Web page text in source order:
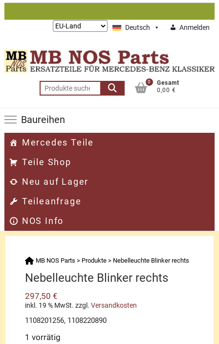
Zum
Deutsch Anmelden
Lieferung
Suchen
nach:
0
Gesamt
0,00 €
Baureihen
Mercedes Teile
Teile Shop
Neu auf Lager
Teileanfrage
NOS Info
MB NOS Parts > Produkte > Nebelleuchte Blinker rechts
Nebelleuchte Blinker rechts
297,50€
inkl. 19 % MwSt. zzgl.Versandkosten
1108201256, 1108220890
1 vorrätig